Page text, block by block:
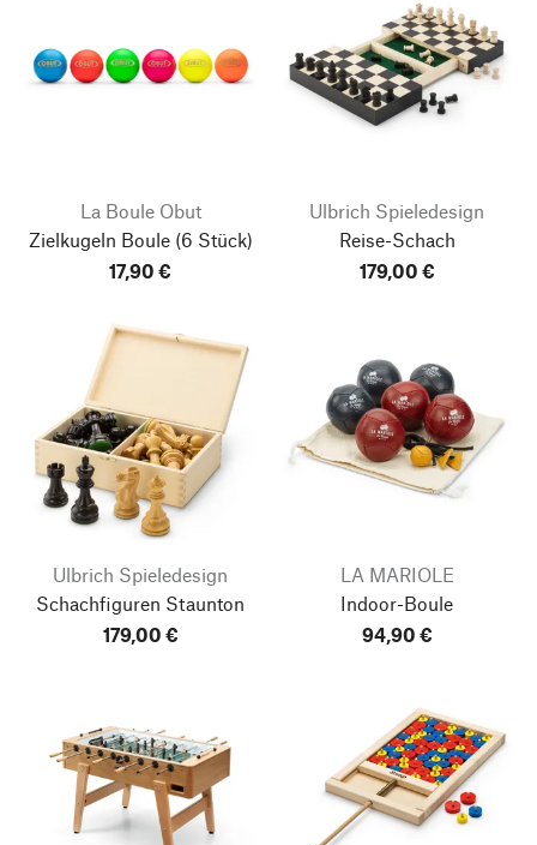
La Boule Obut
Zielkugeln Boule(6 Stück)
17,90 €
Ulbrich Spieledesign
Reise-Schach
179,00 €
Ulbrich Spieledesign
Schachfiguren Staunton
179,00 €
LA MARIOLE
Indoor-Boule
94,90 €